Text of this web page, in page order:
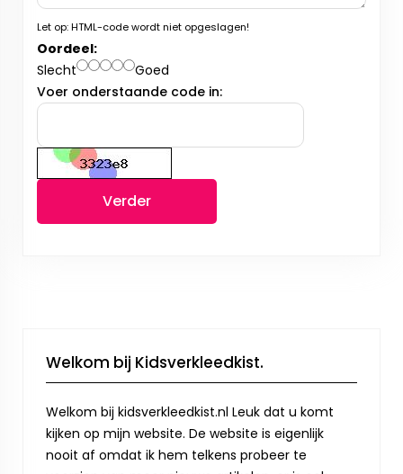
Let op:HTML-code wordt niet opgeslagen!
Oordeel:
Slecht
Goed
Voer onderstaande code in:
Verder
Welkom bij Kidsverkleedkist.
Welkom bij kidsverkleedkist.nl Leuk dat u komt
kijken op mijn website. De website is eigenlijk
nooit af omdat ik hem telkens probeer te